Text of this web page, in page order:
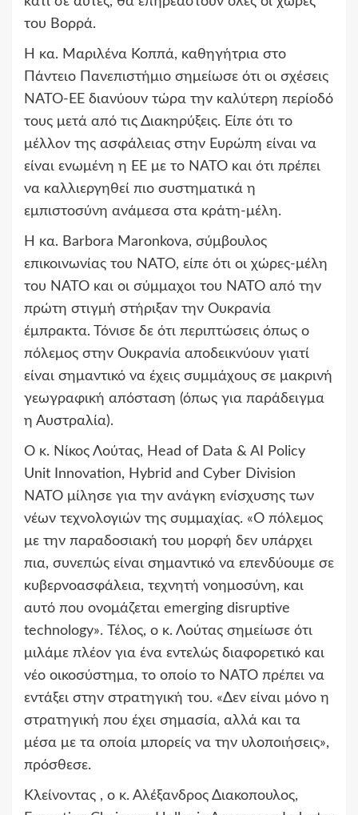
του Βορρά.
Η κα. Μαριλένα Κοππά, καθηγήτρια στο
Πάντειο Πανεπιστήμιο σημείωσε ότι οι σχέσεις
ΝΑΤΟ-ΕΕ διανύουν τώρα την καλύτερη περίοδό
τους μετά από τις Διακηρύξεις. Είπε ότι το
μέλλον της ασφάλειας στην Ευρώπη είναι να
είναι ενωμένη η ΕΕ με το ΝΑΤΟ και ότι πρέπει
να καλλιεργηθεί πιο συστηματικά η
εμπιστοσύνη ανάμεσα στα κράτη-μέλη.
Η κα. Βarbοra Maronkova, σύμβουλος
επικοινωνίας του ΝΑΤΟ, είπε ότι οι χώρες-μέλη
του ΝΑΤΟ και οι σύμμαχοι του ΝΑΤΟ από την
πρώτη στιγμή στήριξαν την Ουκρανία
έμπρακτα. Τόνισε δε ότι περιπτώσεις όπως ο
πόλεμος στην Ουκρανία αποδεικνύουν γιατί
είναι σημαντικό να έχεις συμμάχους σε μακρινή
γεωγραφική απόσταση (όπως για παράδειγμα
η Αυστραλία).
Ο κ. Νίκος Λούτας, Head of Data & AI Policy
Unit Innovation, Hybrid and Cyber Division
ΝΑΤΟ μίλησε για την ανάγκη ενίσχυσης των
νέων τεχνολογιών της συμμαχίας. «Ο πόλεμος
με την παραδοσιακή του μορφή δεν υπάρχει
πια, συνεπώς είναι σημαντικό να επενδύουμε σε
κυβερνοασφάλεια, τεχνητή νοημοσύνη, και
αυτό που ονομάζεται emerging disruptive
technology». Τέλος, ο κ. Λούτας σημείωσε ότι
μιλάμε πλέον για ένα εντελώς διαφορετικό και
νέο οικοσύστημα, το οποίο το ΝΑΤΟ πρέπει να
εντάξει στην στρατηγική του. «Δεν είναι μόνο η
στρατηγική που έχει σημασία, αλλά και τα
μέσα με τα οποία μπορείς να την υλοποιήσεις»,
πρόσθεσε.
Κλείνοντας , ο κ. Αλέξανδρος Διακοπουλος,